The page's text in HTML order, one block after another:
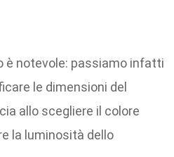
è notevole: passiamo infatti
le dimensioni del
allo scegliere il colore
la luminosità dello